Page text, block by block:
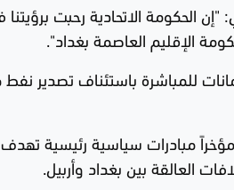
الحكومة الاتحادية رحبت برؤيتنا
الإقليم العاصمة بغداد".
للمباشرة باستئناف تصدير نفط
مبادرات سياسية رئيسية تهدف
العالقة بين بغداد وأربيل.